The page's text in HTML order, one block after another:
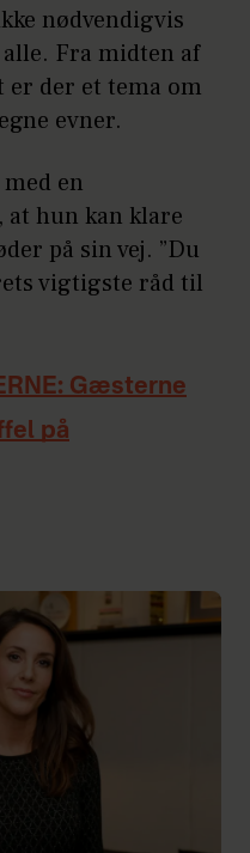
nødvendigvis
Fra midten af
er der et tema om
evner.
en
hun kan klare
på sin vej. ”Du
vigtigste råd til
Gæsterne
på